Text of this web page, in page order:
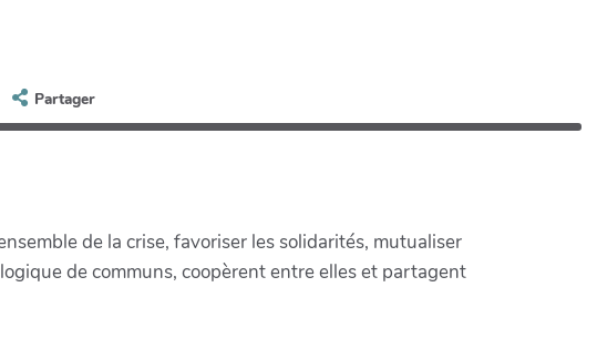
Partager
de la crise, favoriser les solidarités, mutualiser
de communs, coopèrent entre elles et partagent